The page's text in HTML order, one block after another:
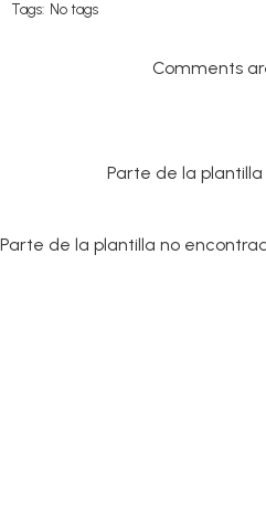
Tags: No tags
Comments
Parte de la
Parte de la plantilla no